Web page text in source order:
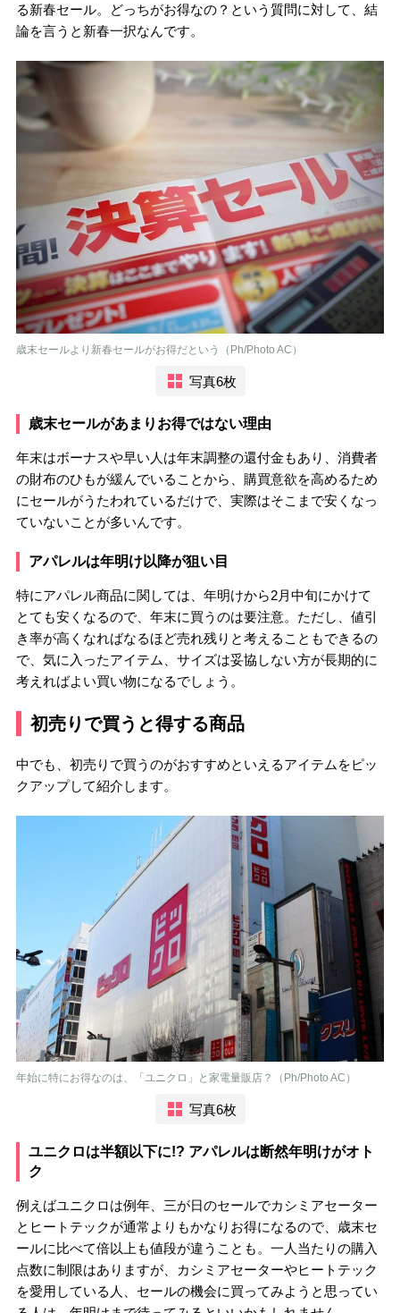
る新春セール。どっちがお得なの？という質問に対して、結
論を言うと新春一択なんです。
歳末セールより新春セールがお得だという（Ph/Photo AC）
写真6枚
歳末セールがあまりお得ではない理由
年末はボーナスや早い人は年末調整の還付金もあり、消費者
の財布のひもが緩んでいることから、購買意欲を高めるため
にセールがうたわれているだけで、実際はそこまで安くなっ
ていないことが多いんです。
アパレルは年明け以降が狙い目
特にアパレル商品に関しては、年明けから2月中旬にかけて
とても安くなるので、年末に買うのは要注意。ただし、値引
き率が高くなればなるほど売れ残りと考えることもできるの
で、気に入ったアイテム、サイズは妥協しない方が長期的に
考えればよい買い物になるでしょう。
初売りで買うと得する商品
中でも、初売りで買うのがおすすめといえるアイテムをピッ
クアップして紹介します。
年始に特にお得なのは、「ユニクロ」と家電量販店？（Ph/Photo AC）
写真6枚
ユニクロは半額以下に!? アパレルは断然年明けがオト
ク
例えばユニクロは例年、三が日のセールでカシミアセーター
とヒートテックが通常よりもかなりお得になるので、歳末セ
ールに比べて倍以上も値段が違うことも。一人当たりの購入
点数に制限はありますが、カシミアセーターやヒートテック
を愛用している人、セールの機会に買ってみようと思ってい